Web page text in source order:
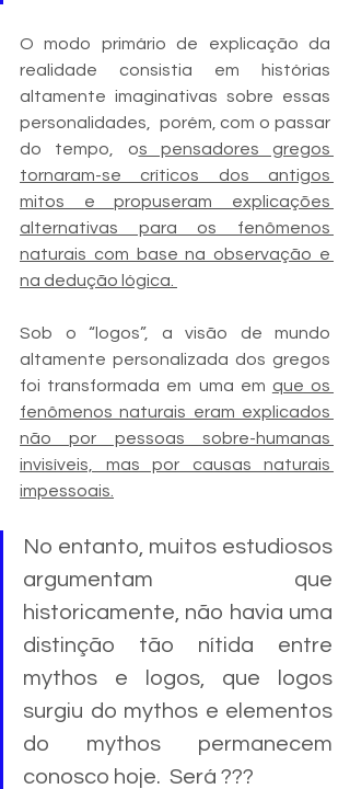
O modo primário de explicação da
realidade consistia em histórias
altamente imaginativas sobre essas
personalidades,  porém, com o passar
do tempo, os pensadores gregos
tornaram-se críticos dos antigos
mitos e propuseram explicações
alternativas para os fenômenos
naturais com base na observação e
na dedução lógica.
Sob o “logos”, a visão de mundo
altamente personalizada dos gregos
foi transformada em uma em que os
fenômenos naturais eram explicados
não por pessoas sobre-humanas
invisíveis, mas por causas naturais
impessoais.
No entanto, muitos estudiosos
argumentam que
historicamente, não havia uma
distinção tão nítida entre
mythos e logos, que logos
surgiu do mythos e elementos
do mythos permanecem
conosco hoje.  Será ???